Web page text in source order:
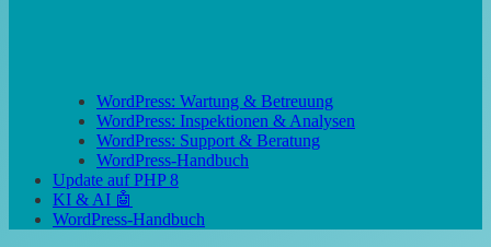
WordPress: Wartung & Betreuung
WordPress: Inspektionen & Analysen
WordPress: Support & Beratung
WordPress-Handbuch
Update auf PHP 8
KI & AI 🤖
WordPress-Handbuch